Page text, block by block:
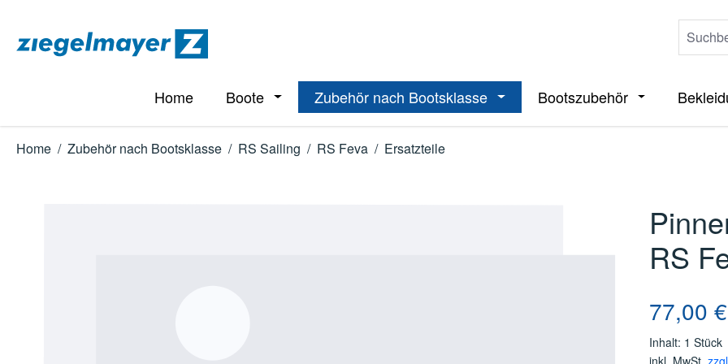
Home Boote Öffne oder Schließe das Dropdown der Kategorie Boote
Zubehör nach Bootsklasse Öffne oder Schließe das Dropdown
Bootszubehör Öffne oder
Home / Zubehör nach Bootsklasse / RS Sailing / RS Feva / Ersatzteile
RS
Regulärer
77,00 €
Inhalt: 1 Stück
inkl. MwSt.